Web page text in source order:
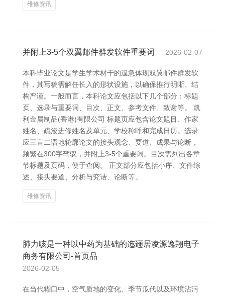
维修资讯
并附上3-5个双翼邮件群发软件重要词 2026-02-07
本科毕业论文是学生学术材干的遑急体现双翼邮件群发软
件，其写稿需解任长入的形状设施，以确保推行明晰、结
构严谨。一般而言，本科论文应包括以下几个部分：标题
页、选录与重要词、目次、正文、参考文件、致谢等。 凯
利金属制品(香港)有限公司 标题页应包含论文题目、作家
姓名、疏浚进修姓名及单元、学校称呼和完成日历。选录
应三言二语地轮廓论文的接头观念、要道、成果与论断，
频繁在300字驾驭，并附上3-5个重要词。目次需列出各章
节标题及页码，便于查阅。 正文部分应包括小序、文件综
述、接头要道、分析与究诘、论断等。
维修资讯
肺力咳是一种以中药为基础的迤逦居凌源逸翔电子
商务有限公司-首页品
2026-02-05
在当代糊口中，空气质地的变化、季节瓜代以及环境沾污